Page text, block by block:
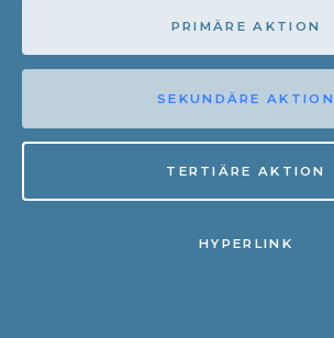
PRIMÄRE AKTION
SEKUNDÄRE AKTION
TERTIÄRE AKTION
HYPERLINK